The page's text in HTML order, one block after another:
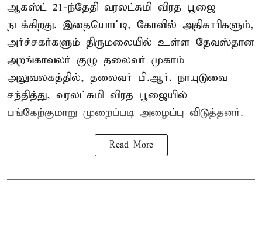
ஆகஸ்ட் 21-ந்தேதி வரலட்சுமி விரத பூஜை
நடக்கிறது. இதையொட்டி, கோவில் அதிகாரிகளும்,
அர்ச்சகர்களும் திருமலையில் உள்ள தேவஸ்தான
அறங்காவலர் குழு தலைவர் முகாம்
அலுவலகத்தில், தலைவர் பி.ஆர். நாயுடுவை
சந்தித்து, வரலட்சுமி விரத பூஜையில்
பங்கேற்குமாறு முறைப்படி அழைப்பு விடுத்தனர்.
Read More